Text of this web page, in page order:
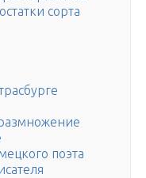
сорта
поэта